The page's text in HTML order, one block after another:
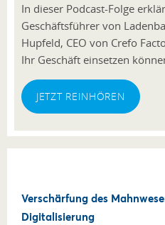
In dieser Podcast-Folge
Geschäftsführer von
Hupfeld, CEO von Crefo
Ihr Geschäft einsetzen
JETZT REINHÖREN
Verschärfung des
Digitalisierung